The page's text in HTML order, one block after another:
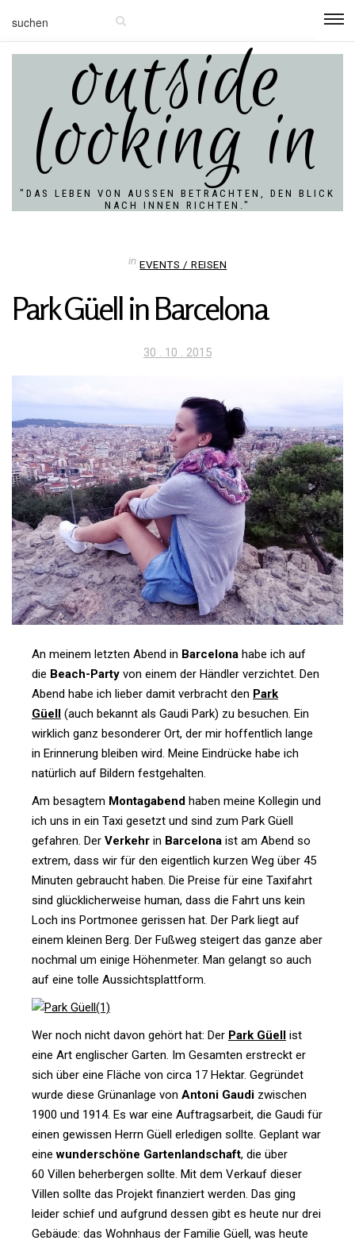
outside
looking in
"DAS LEBEN VON AUSSEN BETRACHTEN, DEN BLICK N
ACH INNEN RICHTEN."
in EVENTS / REISEN
Park Güell in Barcelona
Veröffentlicht
30 . 10 . 2015
An meinem letzten Abend in Bar­ce­lona habe ich auf
die Beach-Party von einem der Händler ver­zichtet. Den
Abend habe ich lieber damit ver­bracht den Park
Güell (auch bekannt als Gaudi Park) zu besu­chen. Ein
wirk­lich ganz beson­derer Ort, der mir hof­fent­lich lange
in Erin­ne­rung bleiben wird. Meine Ein­drücke habe ich
natür­lich auf Bil­dern festgehalten.
Am besagtem Mon­tag­abend haben meine Kol­legin und
ich uns in ein Taxi gesetzt und sind zum Park Güell
gefahren. Der Ver­kehr in Bar­ce­lona ist am Abend so
extrem, dass wir für den eigent­lich kurzen Weg über 45
Minuten gebraucht haben. Die Preise für eine Taxi­fahrt
sind glück­li­cher­weise human, dass die Fahrt uns kein
Loch ins Port­monee gerissen hat. Der Park liegt auf
einem kleinen Berg. Der Fußweg stei­gert das ganze aber
nochmal um einige Höhen­meter. Man gelangt so auch
auf eine tolle Aussichtsplattform.
Wer noch nicht davon gehört hat: Der Park Güell ist
eine Art eng­li­scher Garten. Im Gesamten erstreckt er
sich über eine Fläche von circa 17 Hektar. Gegründet
wurde diese Grün­an­lage von Antoni Gaudi zwi­schen
1900 und 1914. Es war eine Auf­trags­ar­beit, die Gaudi für
einen gewissen Herrn Güell erle­digen sollte. Geplant war
einewun­der­schöne Gar­ten­land­schaft, die über
60 Villen beher­bergen sollte. Mit dem Ver­kauf dieser
Villen sollte das Pro­jekt finan­ziert werden. Das ging
leider schief und auf­grund dessen gibt es heute nur drei
Gebäude: das Wohn­haus der Familie Güell, was heute